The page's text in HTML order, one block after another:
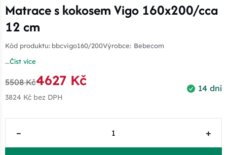
Matrace s kokosem Vigo 160x200/cca
12 cm
Kód produktu: bbcvigo160/200Výrobce: Bebecom
...Číst více
14 dní
5508 Kč4627 Kč
3824 Kč bez DPH
– +